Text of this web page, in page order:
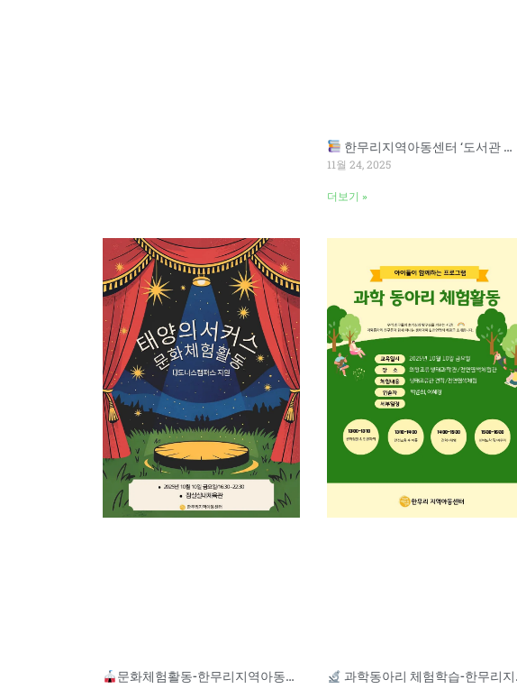
한무리지역아동센터 ‘도서관 개관식’ 안내
11월 24, 2025
더보기 »
문화체험활동-한무리지역아동센터
과학동아리 체험학습-한무리지역아동센터